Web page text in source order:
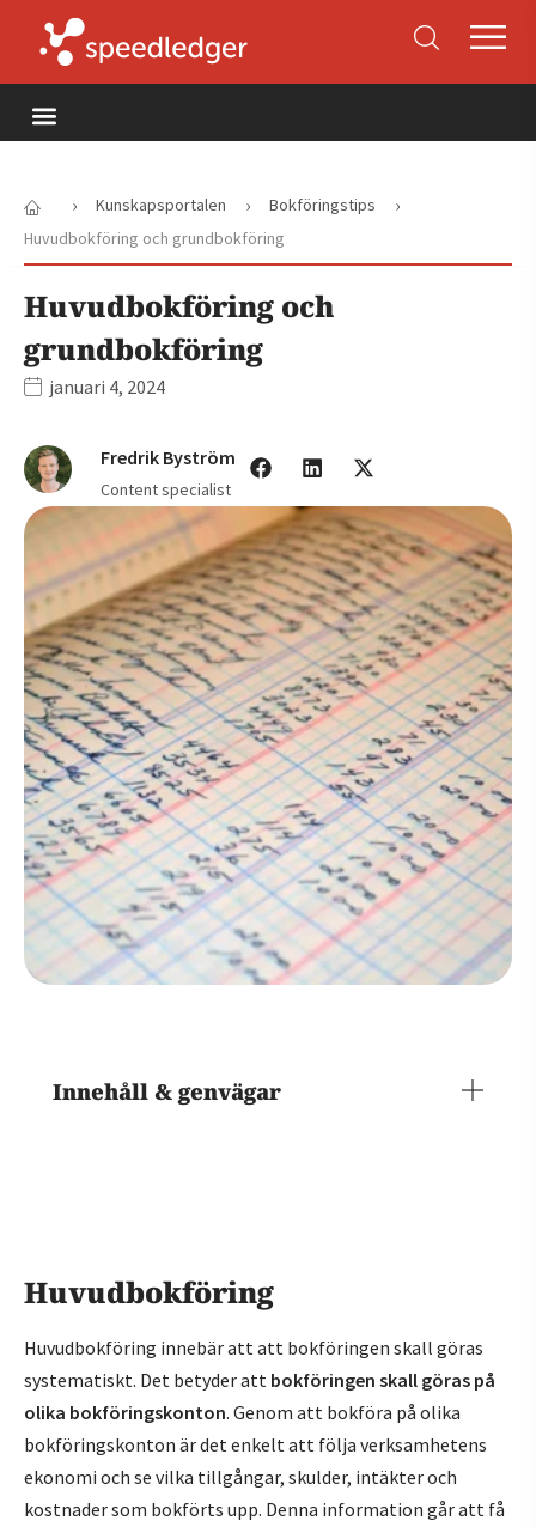
› Kunskapsportalen › Bokföringstips ›
Huvudbokföring och grundbokföring
Huvudbokföring och
grundbokföring
januari 4, 2024
Fredrik Byström
Content specialist
Innehåll & genvägar
Huvudbokföring
Huvudbokföring innebär att att bokföringen skall göras
systematiskt. Det betyder att bokföringen skall göras på
olika bokföringskonton. Genom att bokföra på olika
bokföringskonton är det enkelt att följa verksamhetens
ekonomi och se vilka tillgångar, skulder, intäkter och
kostnader som bokförts upp. Denna information går att få